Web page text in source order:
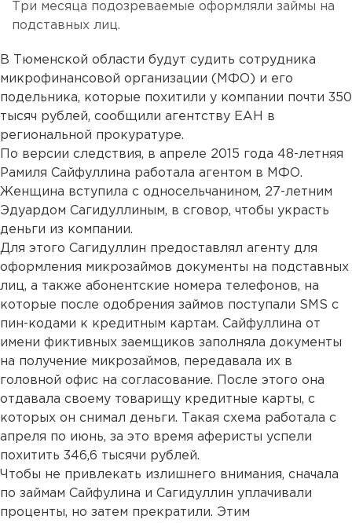
Три месяца подозреваемые оформляли займы на
подставных лиц.
В Тюменской области будут судить сотрудника
микрофинансовой организации (МФО) и его
подельника, которые похитили у компании почти 350
тысяч рублей, сообщили агентству ЕАН в
региональной прокуратуре.
По версии следствия, в апреле 2015 года 48-летняя
Рамиля Сайфуллина работала агентом в МФО.
Женщина вступила с односельчанином, 27-летним
Эдуардом Сагидуллиным, в сговор, чтобы украсть
деньги из компании.
Для этого Сагидуллин предоставлял агенту для
оформления микрозаймов документы на подставных
лиц, а также абонентские номера телефонов, на
которые после одобрения займов поступали SMS с
пин-кодами к кредитным картам. Сайфуллина от
имени фиктивных заемщиков заполняла документы
на получение микрозаймов, передавала их в
головной офис на согласование. После этого она
отдавала своему товарищу кредитные карты, с
которых он снимал деньги. Такая схема работала с
апреля по июнь, за это время аферисты успели
похитить 346,6 тысячи рублей.
Чтобы не привлекать излишнего внимания, сначала
по займам Сайфулина и Сагидуллин уплачивали
проценты, но затем прекратили. Этим